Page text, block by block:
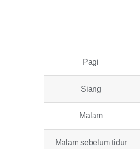
Pagi
Siang
Malam
Malam sebelum tidur